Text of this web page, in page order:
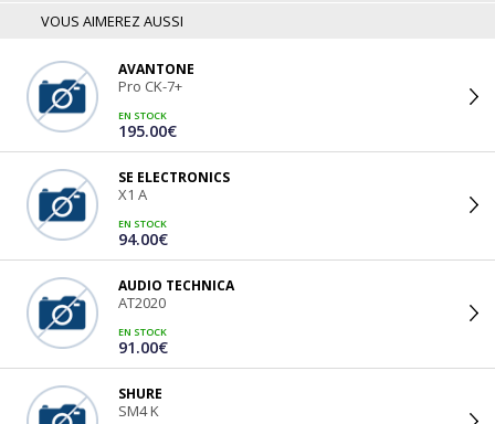
VOUS AIMEREZ AUSSI
AVANTONE
Pro CK-7+
EN STOCK
195.00€
SE ELECTRONICS
X1 A
EN STOCK
94.00€
AUDIO TECHNICA
AT2020
EN STOCK
91.00€
SHURE
SM4 K